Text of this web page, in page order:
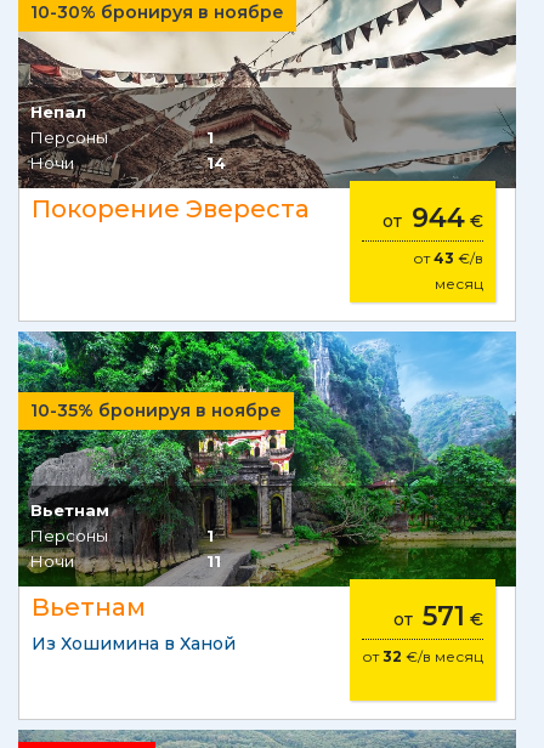
10-30% бронируя в ноябре
Непал
Персоны
1
Ночи
14
Покорение Эвереста от 944€
от43 €/в
месяц
10-35% бронируя в ноябре
Вьетнам
Персоны
1
Ночи
11
Вьетнам
Из Хошимина в Ханой
от 571 €
от32 €/в месяц